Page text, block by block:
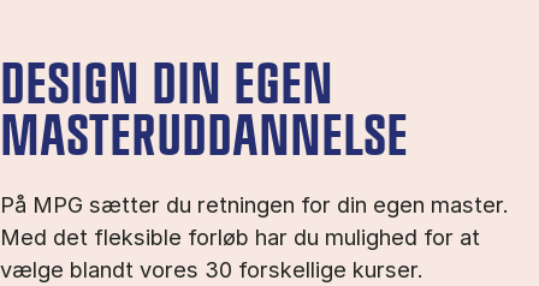
DESIGN DIN EGEN
MASTERUDDANNELSE
På MPG sætter du retningen for din egen master.
Med det fleksible forløb har du mulighed for at
vælge blandt vores 30 forskellige kurser.